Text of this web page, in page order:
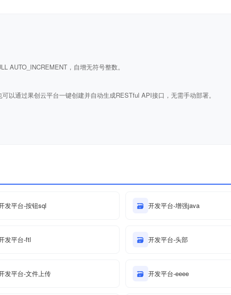
AUTO_INCREMENT，自增无符号整数。
以通过果创云平台一键创建并自动生成RESTful API接口，无需手动部署。
发平台-按钮sql 🗃 开发平台-增强java
发平台-ftl 🗃 开发平台-头部
发平台-文件上传 🗃 开发平台-eeee